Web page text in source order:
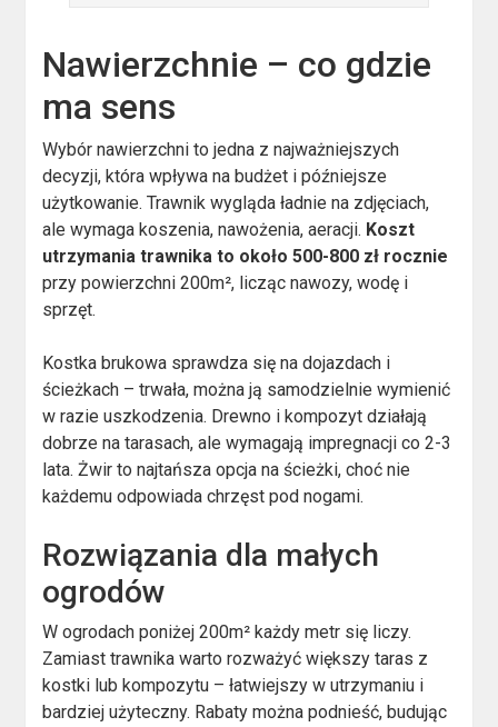
Nawierzchnie – co gdzie
ma sens
Wybór nawierzchni to jedna z najważniejszych
decyzji, która wpływa na budżet i późniejsze
użytkowanie. Trawnik wygląda ładnie na zdjęciach,
ale wymaga koszenia, nawożenia, aeracji. Koszt
utrzymania trawnika to około 500-800 zł rocznie
przy powierzchni 200m², licząc nawozy, wodę i
sprzęt.
Kostka brukowa sprawdza się na dojazdach i
ścieżkach – trwała, można ją samodzielnie wymienić
w razie uszkodzenia. Drewno i kompozyt działają
dobrze na tarasach, ale wymagają impregnacji co 2-3
lata. Żwir to najtańsza opcja na ścieżki, choć nie
każdemu odpowiada chrzęst pod nogami.
Rozwiązania dla małych
ogrodów
W ogrodach poniżej 200m² każdy metr się liczy.
Zamiast trawnika warto rozważyć większy taras z
kostki lub kompozytu – łatwiejszy w utrzymaniu i
bardziej użyteczny. Rabaty można podnieść, budując